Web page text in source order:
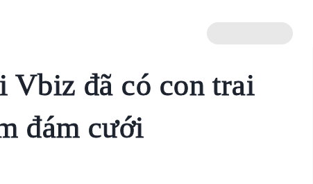
Vbiz đã có con trai
đám cưới